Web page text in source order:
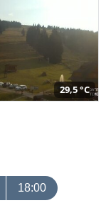
29,5 °C
18:00